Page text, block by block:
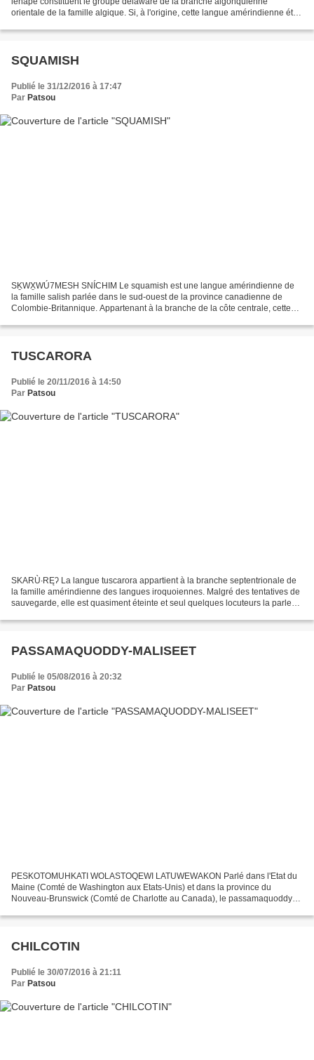
orientale de la famille algique. Si, à l'origine, cette langue amérindienne était
SQUAMISH
Publié le 31/12/2016 à 17:47
Par Patsou
SḴWX̱WÚ7MESH SNÍCHIM Le squamish est une langue amérindienne de
la famille salish parlée dans le sud-ouest de la province canadienne de
Colombie-Britannique. Appartenant à la branche de la côte centrale, cette
TUSCARORA
Publié le 20/11/2016 à 14:50
Par Patsou
SKARÙ∙RĘʔ La langue tuscarora appartient à la branche septentrionale de
la famille amérindienne des langues iroquoiennes. Malgré des tentatives de
sauvegarde, elle est quasiment éteinte et seul quelques locuteurs la parlent
PASSAMAQUODDY-MALISEET
Publié le 05/08/2016 à 20:32
Par Patsou
PESKOTOMUHKATI WOLASTOQEWI LATUWEWAKON Parlé dans l'Etat du
Maine (Comté de Washington aux Etats-Unis) et dans la province du
Nouveau-Brunswick (Comté de Charlotte au Canada), le passamaquoddy-
CHILCOTIN
Publié le 30/07/2016 à 21:11
Par Patsou